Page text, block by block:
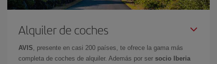
Alquiler de coches
AVIS , presente en casi 200 países, te ofrece la gama más
completa de coches de alquiler. Además por ser socio Iberia